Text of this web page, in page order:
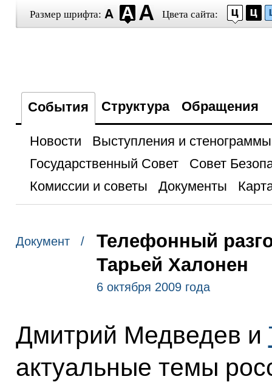
Размер шрифта: Цвета сайта:
События Структура Обращения
Новости
Выступления и стенограммы
Государственный Совет
Совет
Комиссии и советы
Документы
Документ /
Телефонный
Тарьей Халонен
6 октября 2009 года
Дмитрий Медведев и
актуальные темы